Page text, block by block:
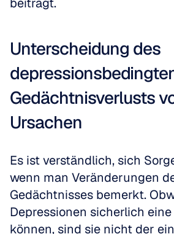
Unterscheidung des
Gedächtnisverlusts
Ursachen
Es ist verständlich, sich
wenn man Veränderungen
Gedächtnisses bemerkt.
Depressionen sicherlich
können, sind sie nicht der